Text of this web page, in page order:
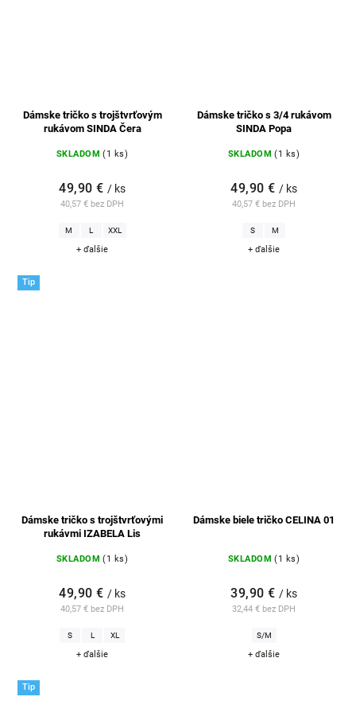
Dámske tričko s trojštvrťovým
rukávom SINDA Čera
SKLADOM (1 ks)
40,57 € bez DPH
49,90 € / ks
M L XXL
+ ďalšie
Dámske tričko s 3/4 rukávom
SINDA Popa
SKLADOM (1 ks)
40,57 € bez DPH
49,90 € / ks
S M
+ ďalšie
Tip
Dámske tričko s trojštvrťovými
rukávmi IZABELA Lis
SKLADOM (1 ks)
40,57 € bez DPH
49,90 € / ks
S L XL
+ ďalšie
Dámske biele tričko CELINA 01
SKLADOM (1 ks)
32,44 € bez DPH
39,90 € / ks
S/M
+ ďalšie
Tip